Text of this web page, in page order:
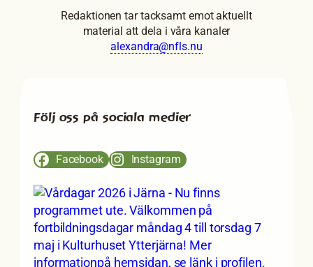
Fuglsøcentret
i
Danmark!
bilder!
Redaktionen tar tacksamt emot aktuellt
material att dela i våra kanaler
alexandra@nfls.nu
Följ oss på sociala medier
Facebook Instagram